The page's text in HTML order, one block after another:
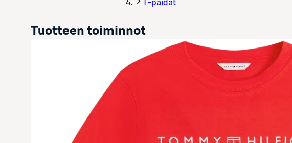
T-paidat
Tuotteen toiminnot